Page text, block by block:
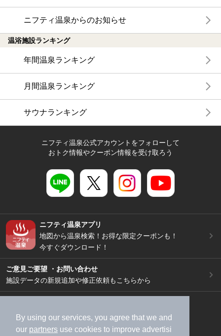
By using our services, you agree that we and
our partners use cookies to improve advertisi
ニフティ温泉からのお知らせ
温浴施設ランキング
年間温泉ランキング
月間温泉ランキング
サウナランキング
ニフティ温泉公式アカウントをフォローして
おトク情報やクーポン情報を受け取ろう
ニフティ温泉アプリ
地図から温泉検索！お得な限定クーポンも！
今すぐダウンロード！
ご意見ご要望 ・お問い合わせ
施設データの新規追加や修正依頼もこちらから
加盟店募集（資料請求）
広告出稿のご案内
利用規約
ライフスタイルMEMBERS+規約